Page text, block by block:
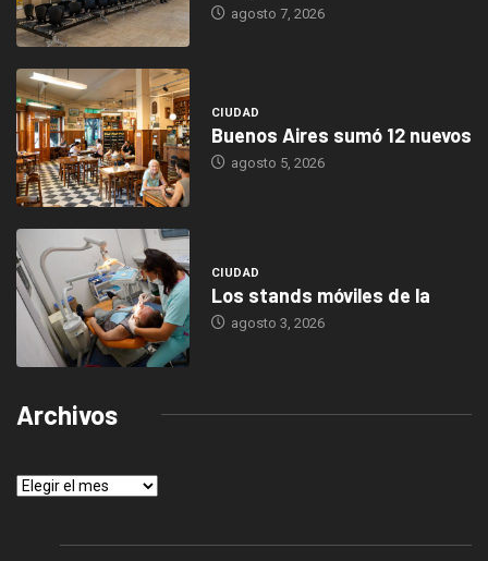
agosto 7, 2026
CIUDAD
Buenos Aires sumó 12 nuevos
agosto 5, 2026
CIUDAD
Los stands móviles de la
agosto 3, 2026
Archivos
Archivos